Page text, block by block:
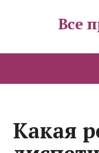
Все
Какая